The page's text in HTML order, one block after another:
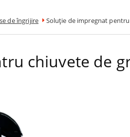
de îngrijire Soluție de impregnat
chiuvete de